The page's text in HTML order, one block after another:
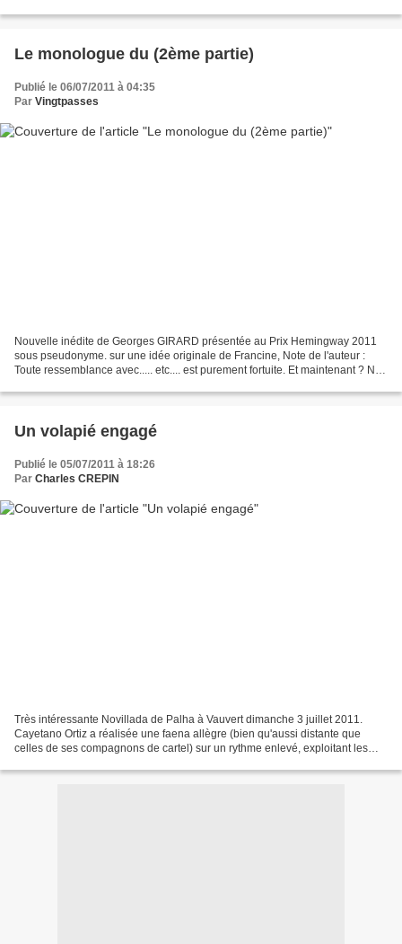
Le monologue du (2ème partie)
Publié le 06/07/2011 à 04:35
Par Vingtpasses
Nouvelle inédite de Georges GIRARD présentée au Prix Hemingway 2011
sous pseudonyme. sur une idée originale de Francine, Note de l'auteur :
Toute ressemblance avec..... etc.... est purement fortuite. Et maintenant ? Ne
Un volapié engagé
Publié le 05/07/2011 à 18:26
Par Charles CREPIN
Très intéressante Novillada de Palha à Vauvert dimanche 3 juillet 2011.
Cayetano Ortiz a réalisée une faena allègre (bien qu'aussi distante que
celles de ses compagnons de cartel) sur un rythme enlevé, exploitant les